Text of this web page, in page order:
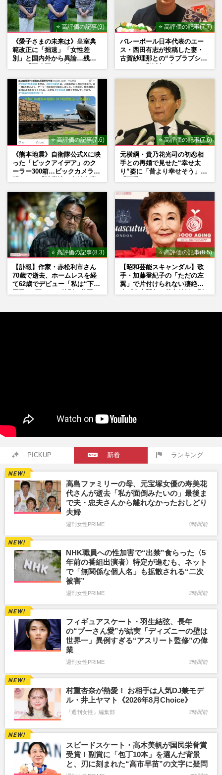
⭐ 高評価の記事(9)
《愛子さまの未来は》皇室典
範改正に「拙速」「女性差
別」と国内外から異論…残さ
⭐ 高評価の記事(7.7)
バレーボール日本代表のエー
ス・西田有志が投稿した妻・
古賀紗理那との“ラブラブショ
判殺到の理由
⭐ 高評価の記事(7.6)
《熊本地震》自衛隊公式Xに映
った「ビックアイデア」のク
ーラー300箱…ビックカメラが
⭐ 高評価の記事(7.6)
元横綱・貴乃花光司の初恋相
手との再婚で見せた“幸せ太
り”姿に「昔より幸せそう」
⭐ 高評価の記事(8.3)
【訃報】作家・赤松利市さん
70歳で逝去、ホームレスを経
て62歳でデビュー「私は“下級
⭐ 高評価の記事(8.5)
【昭和芸能スキャンダル】歌
手・加藤登紀子の「ただの左
翼」で片付けられない凄絶半
PICKUP 新着 ランキング
高島ファミリーの母、元宝塚女優の寿美花
代さんが逝去「私が面倒みたいの」最後ま
で夫・忠夫さんから離れなかったおしどり
夫婦
週刊女性PRIME 0時間前
NHK職員への性加害で“出禁”食らった〈5
年前の番組出演者〉特定が進むも、ネット
で「無関係な個人名」も拡散される“二次
被害”
週刊女性PRIME 2時間前
フィギュアスケート・羽生結弦、長年
の“プーさん愛”が結実「ディズニーの壁は
世界一」異例すぎる“アスリート監修”の偉
業
週刊女性PRIME 3時間前
村重杏奈が熱愛！ お相手は人気DJ兼モデ
ル・井上ヤマト《2026年8月Choice》
『週刊女性』編集部 3時間前
スピードスケート・高木美帆が国民栄誉賞
受賞！副賞に「包丁10本」を選んだ背景
と、刃に刻まれた“高市早苗”の文字に疑問